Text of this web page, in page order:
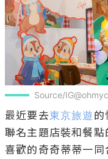
Source/
最近要去東京旅遊 的
聯名主題店裝和餐
喜歡的奇奇蒂蒂一